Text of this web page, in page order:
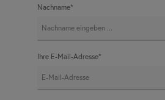
Nachname*
Ihre E-Mail-Adresse*